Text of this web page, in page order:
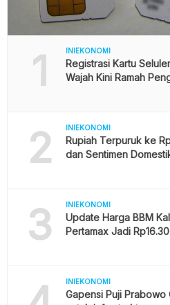
1 INIEKONOMI
Registrasi Kartu
Wajah Kini Ramah
2 INIEKONOMI
Rupiah Terpuruk ke
dan Sentimen
3 INIEKONOMI
Update Harga BBM
Pertamax Jadi
INIEKONOMI
Gapensi Puji Prabowo